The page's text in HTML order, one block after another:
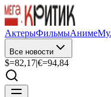
АктерыФильмыАниме
Все новости
$=82,17|€=94,84